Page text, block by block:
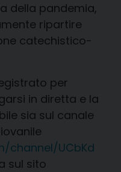
della pandemia,
ripartire
catechistico-
per
in diretta e la
sia sul canale
channel/UCbKd
sul sito